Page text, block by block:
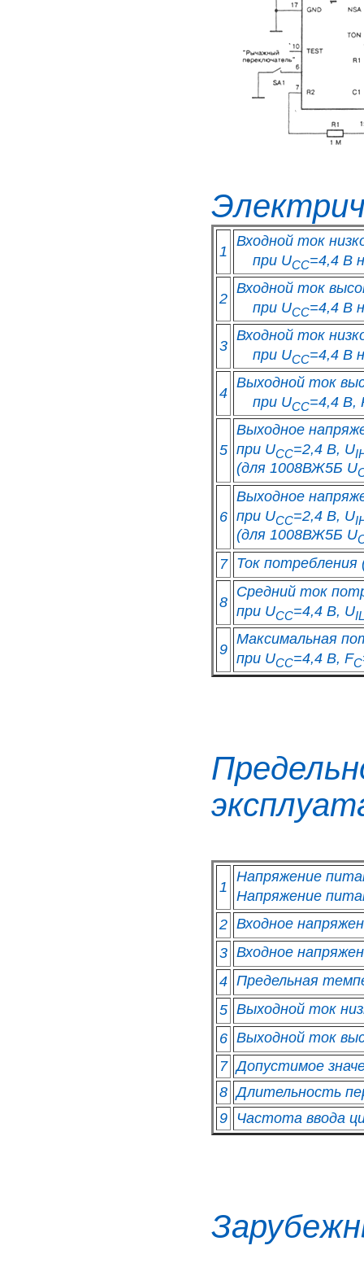
1
Входной ток
при UCC=4,4 В
2
Входной ток
при UCC=4,4 В
3
Входной ток
при UCC=4,4 В
4
Выходной ток
при UCC=4,4 В,
5
Выходное
при UCC=2,4 В, U
(для 1008ВЖ5Б U
6
Выходное
при UCC=2,4 В, U
(для 1008ВЖ5Б U
7 Ток потребления
8
Средний ток
при UCC=4,4 В, UIL
9
Максимальная
при UCC=4,4 В, FC
1
Напряжение
Напряжение
2 Входное
3 Входное
4 Предельная
5 Выходной ток
6 Выходной ток
7 Допустимое
8 Длительность
9 Частота ввода